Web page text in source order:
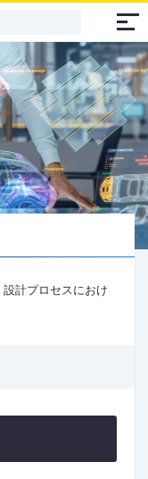
設計プロセスにおけ